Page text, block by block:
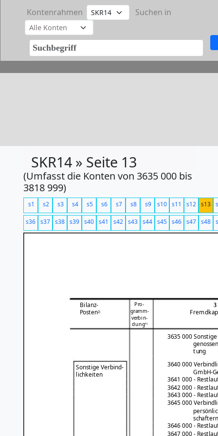
Kontenrahmen Suchen in
SKR14 » Seite 13
(Umfasst die Konten von 3635 000 bis
3818 999)
s1 s2 s3 s4 s5 s6 s7 s8 s9 s10 s11 s12 s13
s36 s37 s38 s39 s40 s41 s42 s43 s44 s45 s46 s47 s48
Bilanz- Pro- 3
gramm-
Posten2)
verbin-
dung4)
3635 000
tung
3640 000
Sonstige Verbind-
lichkeiten
GmbH-
3641 000 -
3642 000 -
3643 000 -
3645 000
schaftern
3646 000 -
3647 000 -